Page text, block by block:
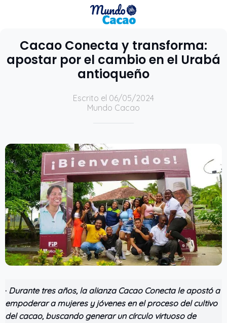
Cacao Conecta y transforma:
apostar por el cambio en el Urabá
antioqueño
Escrito el 06/05/2024
Mundo Cacao
· Durante tres años, la alianza Cacao Conecta le apostó a
empoderar a mujeres y jóvenes en el proceso del cultivo
del cacao, buscando generar un círculo virtuoso de